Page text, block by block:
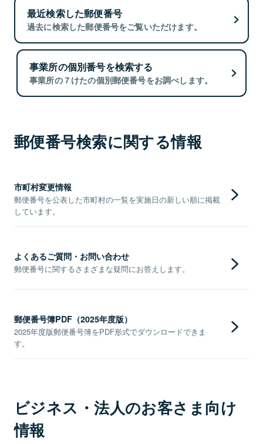
最近検索した郵便番号
過去に検索した郵便番号をご覧いただけます。
事業所の個別番号を検索する
事業所の７けたの個別郵便番号をお調べします。
郵便番号検索に関する情報
市町村変更情報
郵便番号を公表した市町村の一覧を実施日の新しい順に掲載
しています。
よくあるご質問・お問い合わせ
郵便番号に関するさまざまな疑問にお答えします。
郵便番号簿PDF（2025年度版）
2025年度版郵便番号簿をPDF形式でダウンロードできま
す。
ビジネス・法人のお客さま向け
情報